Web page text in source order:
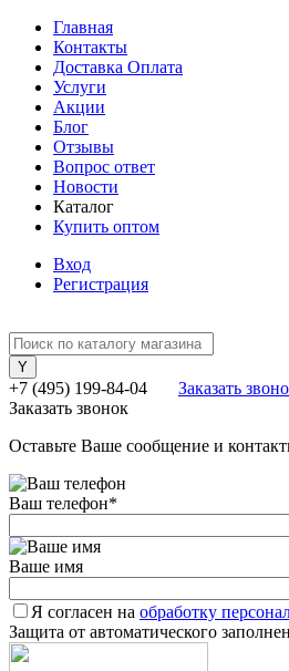
Главная
Контакты
Доставка Оплата
Услуги
Акции
Блог
Отзывы
Вопрос ответ
Новости
Каталог
Купить оптом
Вход
Регистрация
+7 (495) 199-84-04
Заказать
Заказать звонок
Оставьте Ваше сообщение и
Ваш телефон*
Ваше имя
Я согласен на обработку
Защита от автоматического